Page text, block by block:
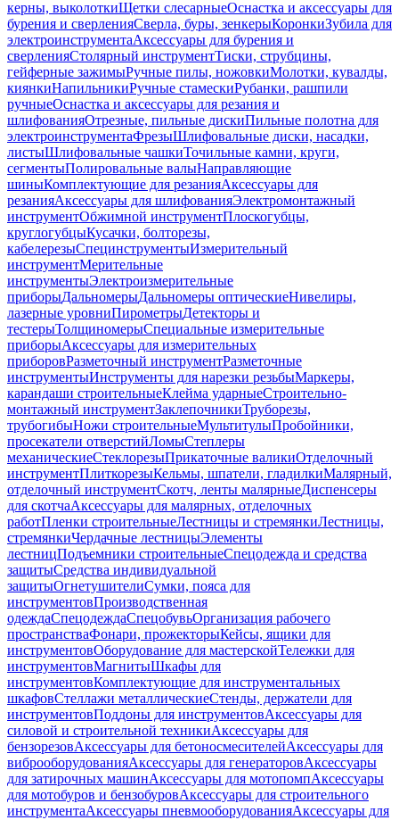
керны, выколоткиЩетки слесарныеОснастка и аксессуары для
бурения и сверленияСверла, буры, зенкерыКоронкиЗубила для
электроинструментаАксессуары для бурения и
сверленияСтолярный инструментТиски, струбцины,
гейферные зажимыРучные пилы, ножовкиМолотки, кувалды,
киянкиНапильникиРучные стамескиРубанки, рашпили
ручныеОснастка и аксессуары для резания и
шлифованияОтрезные, пильные дискиПильные полотна для
электроинструментаФрезыШлифовальные диски, насадки,
листыШлифовальные чашкиТочильные камни, круги,
сегментыПолировальные валыНаправляющие
шиныКомплектующие для резанияАксессуары для
резанияАксессуары для шлифованияЭлектромонтажный
инструментОбжимной инструментПлоскогубцы,
круглогубцыКусачки, болторезы,
кабелерезыСпецинструментыИзмерительный
инструментМерительные
инструментыЭлектроизмерительные
приборыДальномерыДальномеры оптическиеНивелиры,
лазерные уровниПирометрыДетекторы и
тестерыТолщиномерыСпециальные измерительные
приборыАксессуары для измерительных
приборовРазметочный инструментРазметочные
инструментыИнструменты для нарезки резьбыМаркеры,
карандаши строительныеКлейма ударныеСтроительно-
монтажный инструментЗаклепочникиТруборезы,
трубогибыНожи строительныеМультитулыПробойники,
просекатели отверстийЛомыСтеплеры
механическиеСтеклорезыПрикаточные валикиОтделочный
инструментПлиткорезыКельмы, шпатели, гладилкиМалярный,
отделочный инструментСкотч, ленты малярныеДиспенсеры
для скотчаАксессуары для малярных, отделочных
работПленки строительныеЛестницы и стремянкиЛестницы,
стремянкиЧердачные лестницыЭлементы
лестницПодъемники строительныеСпецодежда и средства
защитыСредства индивидуальной
защитыОгнетушителиСумки, пояса для
инструментовПроизводственная
одеждаСпецодеждаСпецобувьОрганизация рабочего
пространстваФонари, прожекторыКейсы, ящики для
инструментовОборудование для мастерскойТележки для
инструментовМагнитыШкафы для
инструментовКомплектующие для инструментальных
шкафовСтеллажи металлическиеСтенды, держатели для
инструментовПоддоны для инструментовАксессуары для
силовой и строительной техникиАксессуары для
бензорезовАксессуары для бетоносмесителейАксессуары для
виброоборудованияАксессуары для генераторовАксессуары
для затирочных машинАксессуары для мотопомпАксессуары
для мотобуров и бензобуровАксессуары для строительного
инструментаАксессуары пневмооборудованияАксессуары для